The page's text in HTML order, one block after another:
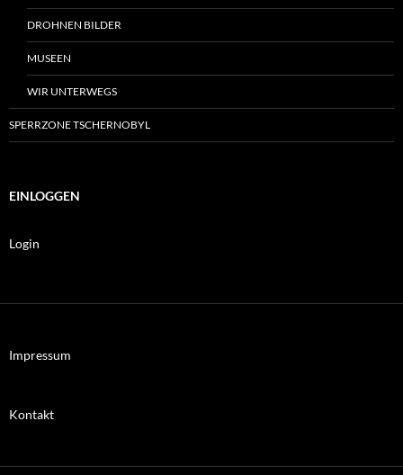
DROHNEN BILDER
MUSEEN
WIR UNTERWEGS
SPERRZONE TSCHERNOBYL
EINLOGGEN
Login
Impressum
Kontakt